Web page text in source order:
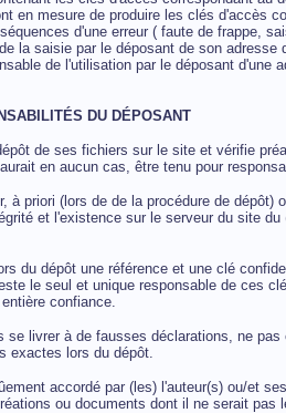
en mesure de produire les clés d'accès
d'une erreur ( faute de frappe,
la saisie par le déposant de son adresse
de l'utilisation par le déposant d'une
DU DÉPOSANT
de ses fichiers sur le site et vérifie
en aucun cas, être tenu pour
à priori (lors de de la procédure de
et l'existence sur le serveur du site
du dépôt une référence et une clé
le seul et unique responsable de ces
confiance.
se livrer à de fausses déclarations, ne
exactes lors du dépôt.
accordé par (les) l'auteur(s) ou/et
ou documents dont il ne serait